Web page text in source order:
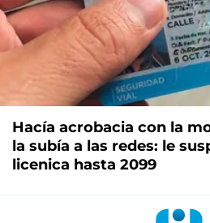
Hacía acrobacia con la
la subía a las redes: le
licenica hasta 2099